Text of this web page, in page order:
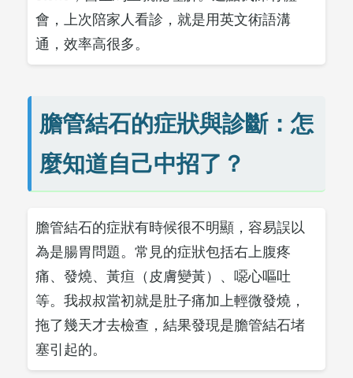
會，上次陪家人看診，就是用英文術語溝
通，效率高很多。
膽管結石的症狀與診斷：怎
麼知道自己中招了？
膽管結石的症狀有時候很不明顯，容易誤以
為是腸胃問題。常見的症狀包括右上腹疼
痛、發燒、黃疸（皮膚變黃）、噁心嘔吐
等。我叔叔當初就是肚子痛加上輕微發燒，
拖了幾天才去檢查，結果發現是膽管結石堵
塞引起的。